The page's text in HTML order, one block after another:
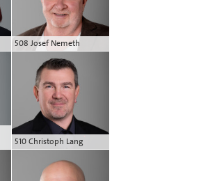
508 Josef Nemeth
510 Christoph Lang